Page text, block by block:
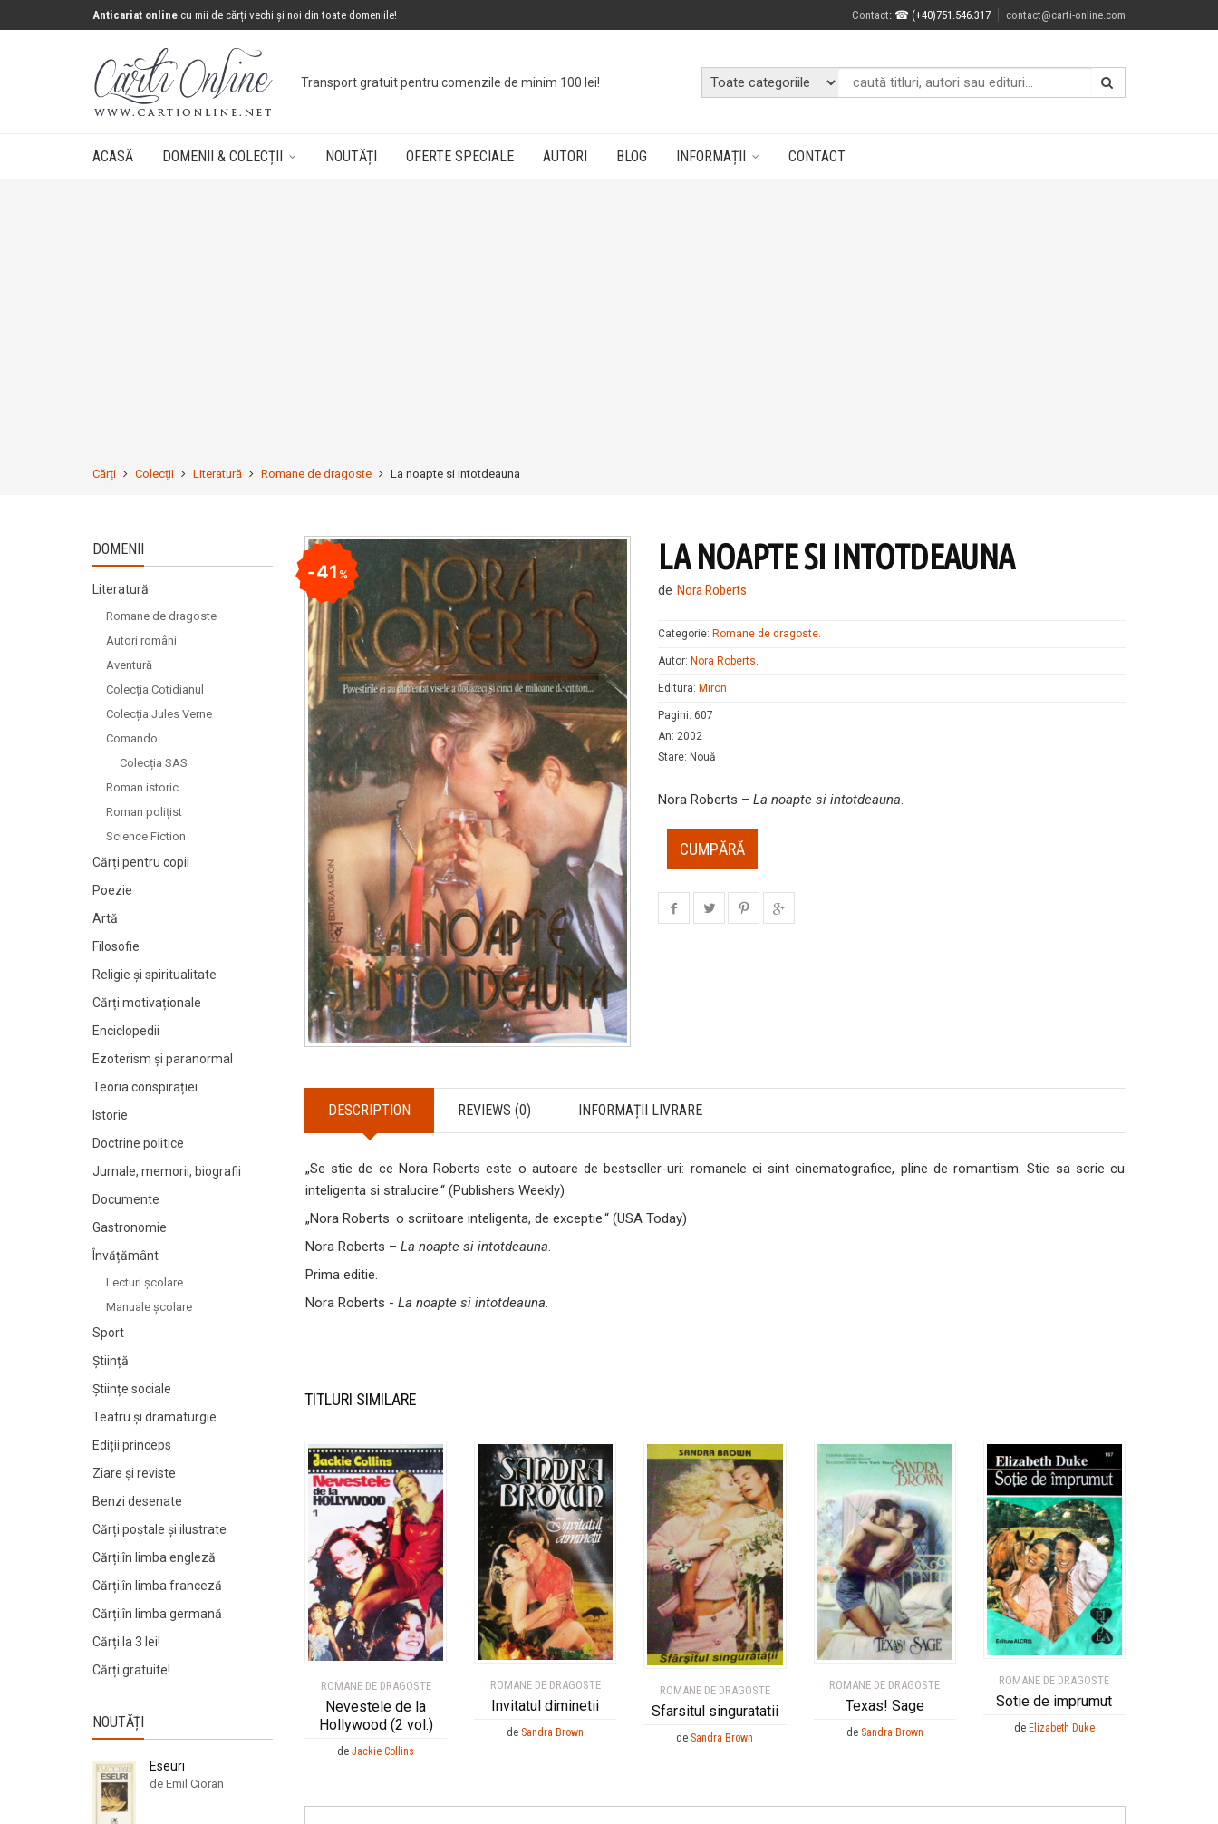
Anticariat online cu mii de cărți vechi și noi din toate domeniile! Contact: ☎ (+40)751.546.317 contact@carti-online.com
Concurs: câștigă ocutie cu cărțidând doar un click!
ACASĂ DOMENII & COLECȚII NOUTĂȚI OFERTE SPECIALE AUTORI BLOG INFORMAȚII CONTACT
Cărți Colecții Literatură Romane de dragoste La noapte si intotdeauna
41% LA NOAPTE SI INTOTDEAUNA
de Nora Roberts
Categorie: Romane de dragoste.
Autor: Nora Roberts.
Editura: Miron
Pagini: 607
An: 2002
Stare: Nouă
Nora Roberts – La noapte si intotdeauna.
CUMPĂRĂ
DESCRIPTION REVIEWS (0) INFORMAȚII LIVRARE
„Se stie de ce Nora Roberts este o autoare de bestseller-uri: romanele ei sint cinematografice, pline de romantism. Stie sa scrie cu
inteligenta si stralucire.“ (Publishers Weekly)
„Nora Roberts: o scriitoare inteligenta, de exceptie.“ (USA Today)
Nora Roberts – La noapte si intotdeauna.
Prima editie.
Nora Roberts - La noapte si intotdeauna.
TITLURI SIMILARE
ROMANE DE DRAGOSTE
Nevestele de la
Hollywood (2 vol.)
deJackie Collins
ROMANE DE DRAGOSTE
Invitatul diminetii
de Sandra Brown
ROMANE DE DRAGOSTE
Sfarsitul singuratatii
de Sandra Brown
ROMANE DE DRAGOSTE
Texas! Sage
de Sandra Brown
ROMANE DE DRAGOSTE
Sotie de imprumut
de Elizabeth Duke
DOMENII
Literatură
Romane de dragoste
Autori români
Aventură
Colecția Cotidianul
Colecția Jules Verne
Comando
Colecția SAS
Roman istoric
Roman polițist
Science Fiction
Cărți pentru copii
Poezie
Artă
Filosofie
Religie și spiritualitate
Cărți motivaționale
Enciclopedii
Ezoterism și paranormal
Teoria conspirației
Istorie
Doctrine politice
Jurnale, memorii, biografii
Documente
Gastronomie
Învățământ
Lecturi şcolare
Manuale şcolare
Sport
Știință
Științe sociale
Teatru și dramaturgie
Ediții princeps
Ziare şi reviste
Benzi desenate
Cărți poștale și ilustrate
Cărți în limba engleză
Cărți în limba franceză
Cărți în limba germană
Cărți la 3 lei!
Cărți gratuite!
NOUTĂȚI
Eseuri
de Emil Cioran